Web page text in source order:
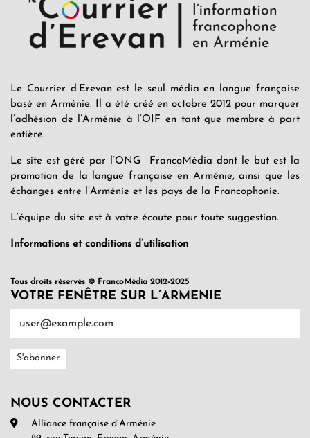
Le Courrier d’Erevan est le seul média en langue française
basé en Arménie. Il a été créé en octobre 2012 pour marquer
l’adhésion de l’Arménie à l’OIF en tant que membre à part
entière.
Le site est géré par l’ONG FrancoMédia dont le but est la
promotion de la langue française en Arménie, ainsi que les
échanges entre l’Arménie et les pays de la Francophonie.
L’équipe du site est à votre écoute pour toute suggestion.
Informations et conditions d’utilisation
Tous droits réservés © FrancoMédia 2012-2025
VOTRE FENÊTRE SUR L’ARMENIE
NOUS CONTACTER
Alliance française d’Arménie